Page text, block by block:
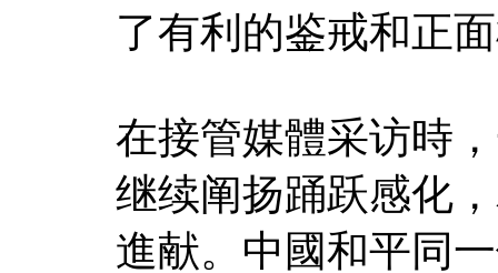
了有利的鉴戒和正
在接管媒體采访時
继续阐扬踊跃感化
進献。中國和平同